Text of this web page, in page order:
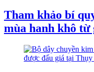
Tham khảo bí
mùa hanh khô từ